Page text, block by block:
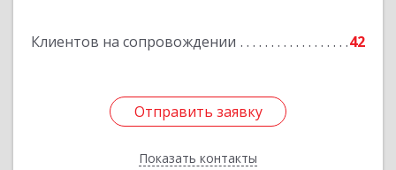
Клиентов на сопровождении 42
Отправить заявку
Показать контакты
Подробнее
Отправить заявку
Назад